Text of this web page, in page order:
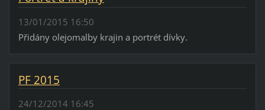
13/01/2015 16:50
Přidány olejomalby krajin a portrét dívky.
PF 2015
24/12/2014 16:45